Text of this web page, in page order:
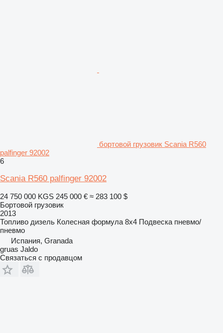
бортовой грузовик Scania R560
palfinger 92002
6
Scania R560 palfinger 92002
24 750 000 KGS 245 000 € ≈ 283 100 $
Бортовой грузовик
2013
Топливо дизель Колесная формула 8x4 Подвеска пневмо/
пневмо
Испания, Granada
gruas Jaldo
Связаться с продавцом